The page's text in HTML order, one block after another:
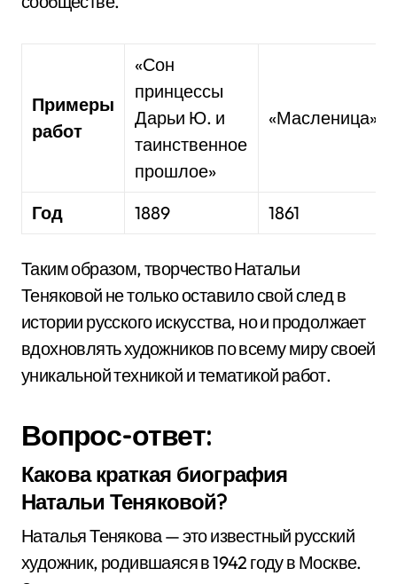
Примеры
работ
«Сон
принцессы
Дарьи Ю. и
таинственное
прошлое»
«Масленица»
Год 1889 1861
Таким образом, творчество Натальи
Теняковой не только оставило свой след в
истории русского искусства, но и продолжает
вдохновлять художников по всему миру своей
уникальной техникой и тематикой работ.
Вопрос-ответ:
Какова краткая биография
Натальи Теняковой?
Наталья Тенякова — это известный русский
художник, родившаяся в 1942 году в Москве.